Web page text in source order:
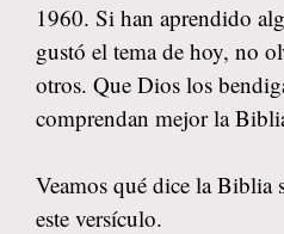
1960. Si han aprendido
gustó el tema de hoy, no
otros. Que Dios los
comprendan mejor la
Veamos qué dice la Biblia
este versículo.